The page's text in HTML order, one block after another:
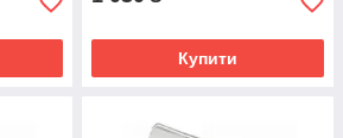
Купити